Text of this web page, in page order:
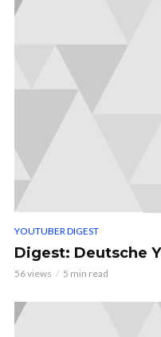
YOUTUBER DIGEST
Digest: Deutsche
56 views 5 min read